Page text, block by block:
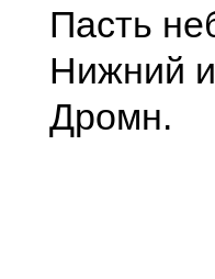
Пасть
Нижний
Дромн.